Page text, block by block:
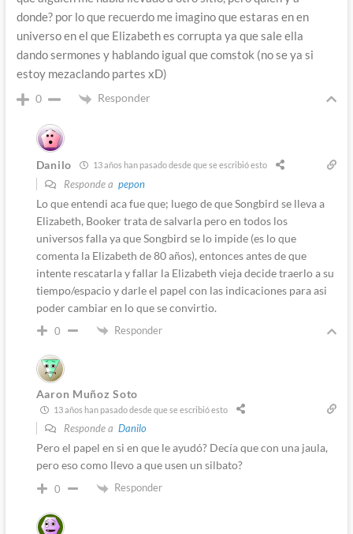
donde? por lo que recuerdo me imagino que estaras en en
universo en el que Elizabeth es corrupta ya que sale ella
dando sermones y hablando igual que comstok (no se ya si
estoy mezaclando partes xD)
0 Responder
Danilo 13 años han pasado desde que se escribió esto
Responde a pepon
Lo que entendi aca fue que; luego de que Songbird se lleva a
Elizabeth, Booker trata de salvarla pero en todos los
universos falla ya que Songbird se lo impide (es lo que
comenta la Elizabeth de 80 años), entonces antes de que
intente rescatarla y fallar la Elizabeth vieja decide traerlo a su
tiempo/espacio y darle el papel con las indicaciones para asi
poder cambiar en lo que se convirtio.
0 Responder
Aaron Muñoz Soto
13 años han pasado desde que se escribió esto
Responde a Danilo
Pero el papel en si en que le ayudó? Decía que con una jaula,
pero eso como llevo a que usen un silbato?
0 Responder